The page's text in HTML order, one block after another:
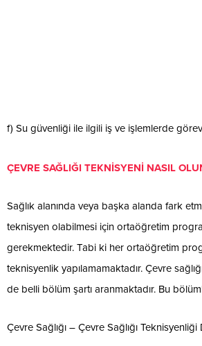
f) Su güvenliği ile ilgili iş ve işlemlerde görev
ÇEVRE SAĞLIĞI TEKNİSYENİ NASIL
Sağlık alanında veya başka alanda fark
teknisyen olabilmesi için ortaöğretim
gerekmektedir. Tabi ki her ortaöğretim
teknisyenlik yapılamamaktadır. Çevre
de belli bölüm şartı aranmaktadır. Bu
Çevre Sağlığı – Çevre Sağlığı Teknisyenliği